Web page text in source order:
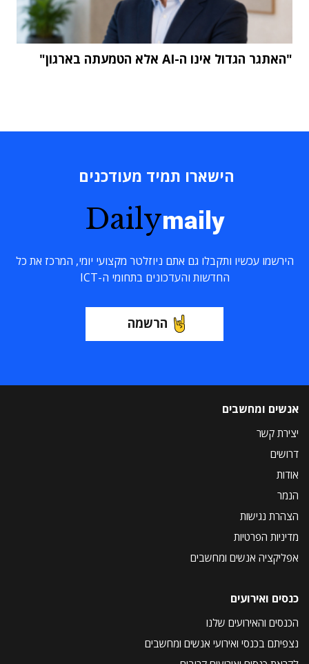
"האתגר הגדול אינו ה-AI אלא הטמעתה בארגון"
הישארו תמיד מעודכנים
Dailymaily
הירשמו עכשיו ותקבלו גם אתם ניוזלטר מקצועי יומי, המרכז את כל
החדשות והעדכונים בתחומי ה-ICT
הרשמה
אנשים ומחשבים
יצירת קשר
דרושים
אודות
הנמר
הצהרת נגישות
מדיניות הפרטיות
אפליקציה אנשים ומחשבים
כנסים ואירועים
הכנסים והאירועים שלנו
נצפיתם בכנסי ואירועי אנשים ומחשבים